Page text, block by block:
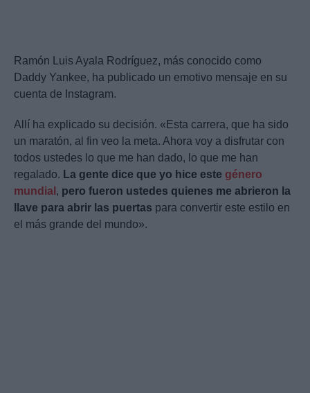
Ramón Luis Ayala Rodríguez, más conocido como
Daddy Yankee, ha publicado un emotivo mensaje en su
cuenta de Instagram.
Allí ha explicado su decisión. «Esta carrera, que ha sido
un maratón, al fin veo la meta. Ahora voy a disfrutar con
todos ustedes lo que me han dado, lo que me han
regalado. La gente dice que yo hice este género
mundial , pero fueron ustedes quienes me abrieron la
llave para abrir las puertas para convertir este estilo en
el más grande del mundo».